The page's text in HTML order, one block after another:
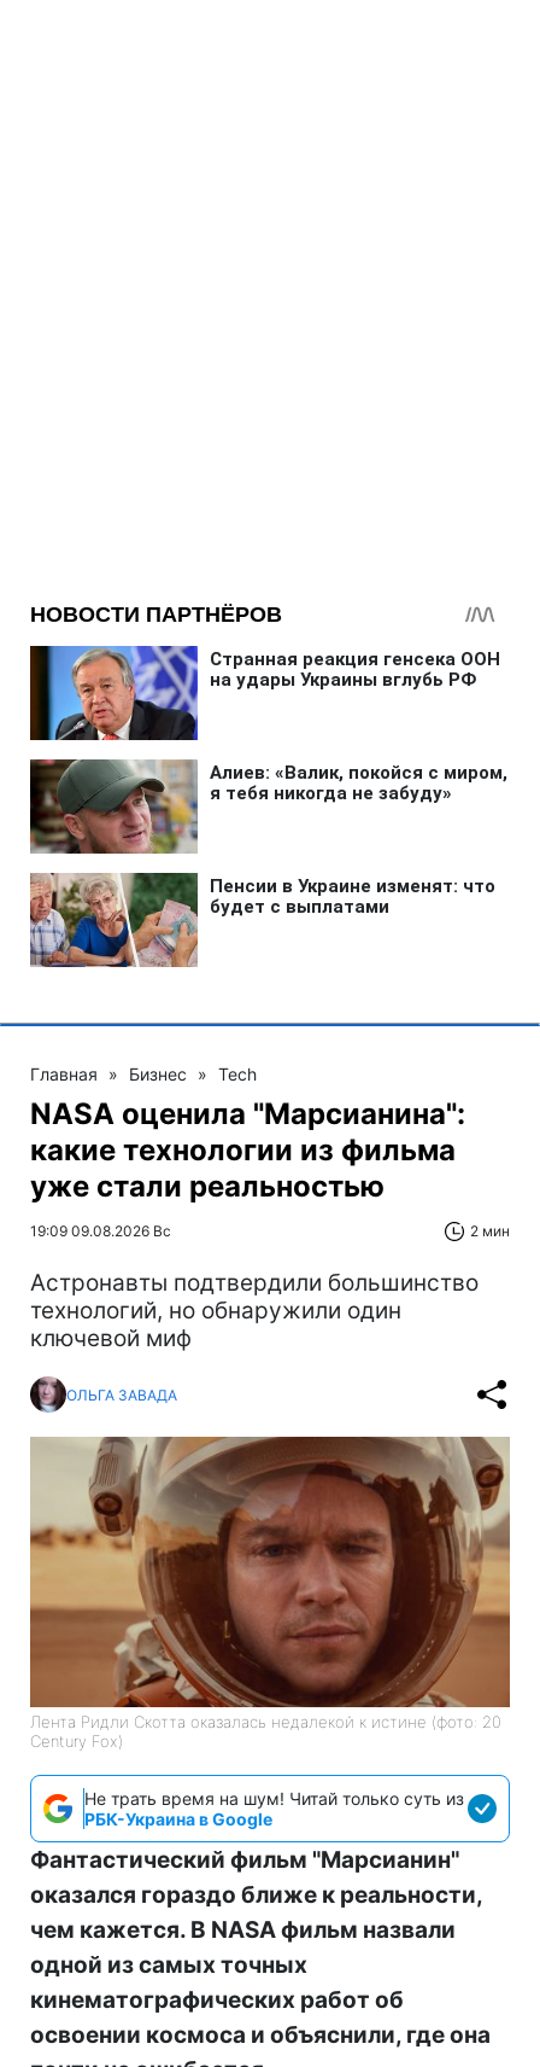
Главная » Бизнес » Tech
NASA оценила "Марсианина":
какие технологии из фильма
уже стали реальностью
19:09 09.08.2026 Вс 2 мин
Астронавты подтвердили большинство
технологий, но обнаружили один
ключевой миф
ОЛЬГА ЗАВАДА
Лента Ридли Скотта оказалась недалекой к истине (фото: 20
Century Fox)
Не трать время на шум! Читай только суть из
РБК-Украина в Google
Фантастический фильм "Марсианин"
оказался гораздо ближе к реальности,
чем кажется. В NASA фильм назвали
одной из самых точных
кинематографических работ об
освоении космоса и объяснили, где она